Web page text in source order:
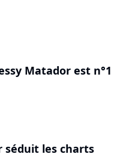
Matador est n°1
séduit les charts